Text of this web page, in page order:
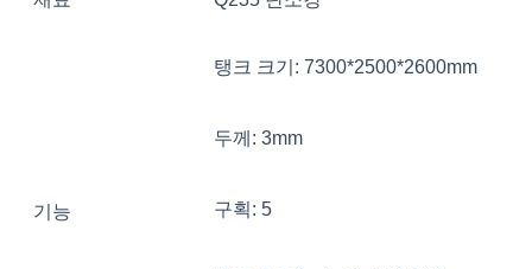
기능
탱크 크기: 7300*2500*2600mm
두께: 3mm
구획: 5